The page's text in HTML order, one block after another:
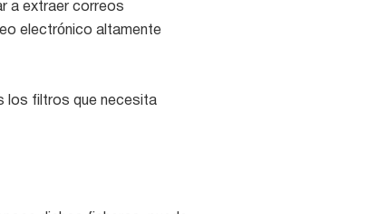
a extraer correos
electrónico altamente
los filtros que necesita